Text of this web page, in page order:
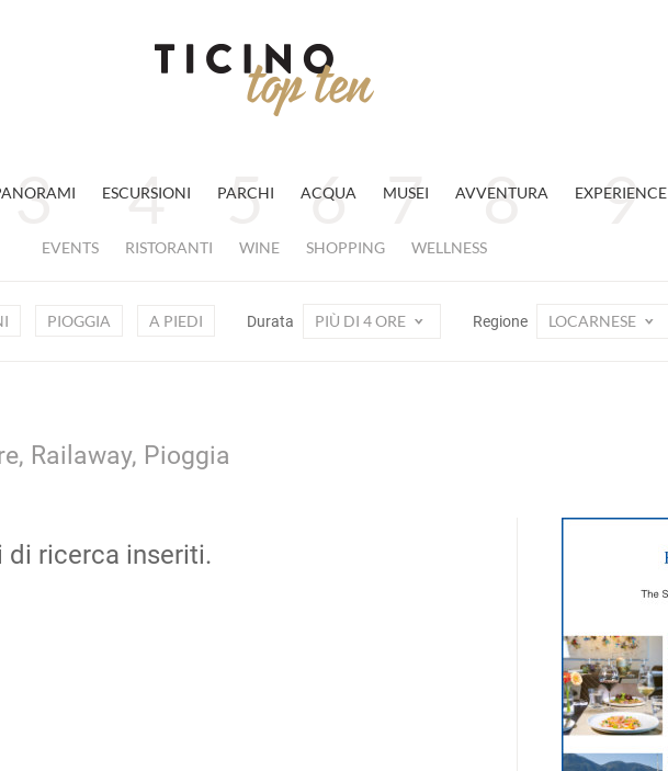
ESCURSIONI PARCHI ACQUA MUSEI AVVENTURA EXPERIENCE
EVENTS RISTORANTI WINE SHOPPING WELLNESS
PIOGGIA A PIEDI Durata PIÙ DI 4 ORE Regione LOCARNESE
Railaway, Pioggia
di ricerca inseriti.